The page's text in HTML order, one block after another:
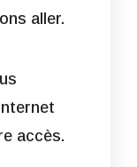
aller.
accès.